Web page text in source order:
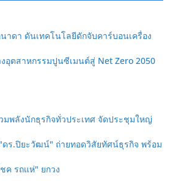
าดา ดันเทคโนโลยีดักจับคาร์บอนเครื่อง
อุตสาหกรรมปูนซีเมนต์สู่ Net Zero 2050
มพลังนักธุรกิจทั่วประเทศ จัดประชุมใหญ่
ดร.ปิยะวัฒน์" ถ่ายทอดวิสัยทัศน์ธุรกิจ พร้อม
ค รถแห่" ยกวง